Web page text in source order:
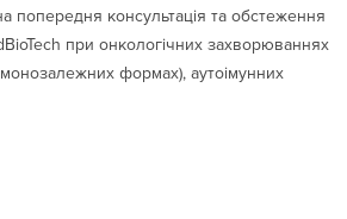
попередня консультація та обстеження
при онкологічних захворюваннях
формах), аутоімунних